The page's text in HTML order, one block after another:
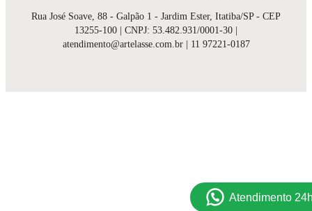
Rua José Soave, 88 - Galpão 1 - Jardim Ester, Itatiba/SP - CEP
13255-100 | CNPJ: 53.482.931/0001-30 |
atendimento@artelasse.com.br | 11 97221-0187
Atendimento